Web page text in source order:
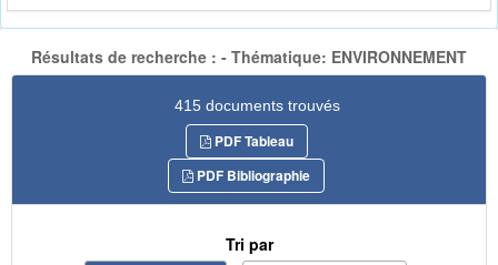
Résultats de recherche : - Thématique: ENVIRONNEMENT
415 documents trouvés
PDF Tableau
PDF Bibliographie
Tri par